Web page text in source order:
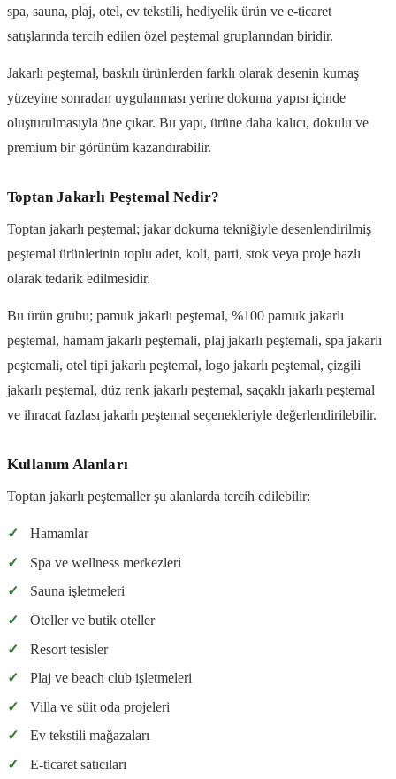
spa, sauna, plaj, otel, ev tekstili, hediyelik ürün ve e-ticaret
satışlarında tercih edilen özel peştemal gruplarından biridir.
Jakarlı peştemal, baskılı ürünlerden farklı olarak desenin kumaş
yüzeyine sonradan uygulanması yerine dokuma yapısı içinde
oluşturulmasıyla öne çıkar. Bu yapı, ürüne daha kalıcı, dokulu ve
premium bir görünüm kazandırabilir.
Toptan Jakarlı Peştemal Nedir?
Toptan jakarlı peştemal; jakar dokuma tekniğiyle desenlendirilmiş
peştemal ürünlerinin toplu adet, koli, parti, stok veya proje bazlı
olarak tedarik edilmesidir.
Bu ürün grubu; pamuk jakarlı peştemal, %100 pamuk jakarlı
peştemal, hamam jakarlı peştemali, plaj jakarlı peştemali, spa jakarlı
peştemali, otel tipi jakarlı peştemal, logo jakarlı peştemal, çizgili
jakarlı peştemal, düz renk jakarlı peştemal, saçaklı jakarlı peştemal
ve ihracat fazlası jakarlı peştemal seçenekleriyle değerlendirilebilir.
Kullanım Alanları
Toptan jakarlı peştemaller şu alanlarda tercih edilebilir:
✓
Hamamlar
✓
Spa ve wellness merkezleri
✓
Sauna işletmeleri
✓
Oteller ve butik oteller
✓
Resort tesisler
✓
Plaj ve beach club işletmeleri
✓
Villa ve süit oda projeleri
✓
Ev tekstili mağazaları
✓
E-ticaret satıcıları